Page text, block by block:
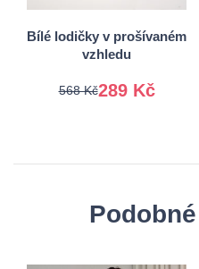
Bílé lodičky v prošívaném
vzhledu
289 Kč
568 Kč
40 41